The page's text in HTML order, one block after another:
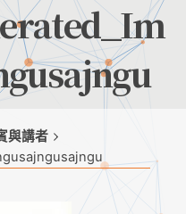
與講者